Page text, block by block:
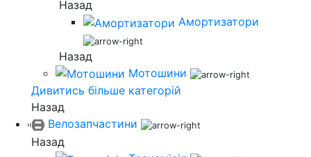
Назад
Амортизатори
Назад
Мотошини
Дивитись більше категорій
Назад
Велозапчастини
Назад